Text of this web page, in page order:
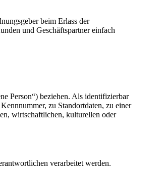
beim Erlass der
und Geschäftspartner einfach
Person“) beziehen. Als identifizierbar
zu Standortdaten, zu einer
wirtschaftlichen, kulturellen oder
verarbeitet werden.